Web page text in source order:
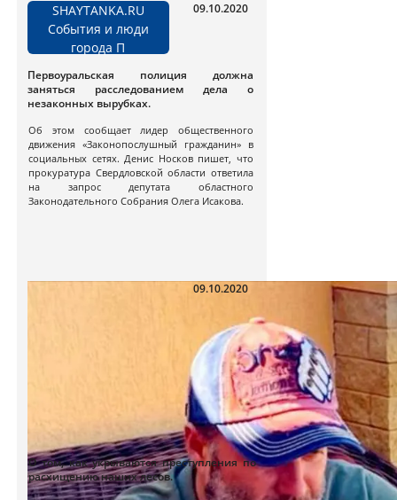
Об этом сообщает лидер общественного
движения «Законопослушный гражданин» в
социальных сетях. Денис Носков пишет, что
прокуратура Свердловской области ответила
на запрос депутата областного
Законодательного Собрания Олега Исакова.
09.10.2020
Первоуральская полиция должна
заняться расследованием дела о
незаконных вырубках.
О том, как укрываются преступления по
расхищению наших лесов.
09.10.2020
SHAYTANKA.RU
События и люди
города П